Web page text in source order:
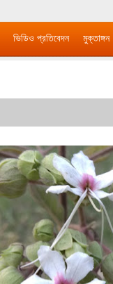
ভিডিও প্রতিবেদন মুক্তাঙ্গন